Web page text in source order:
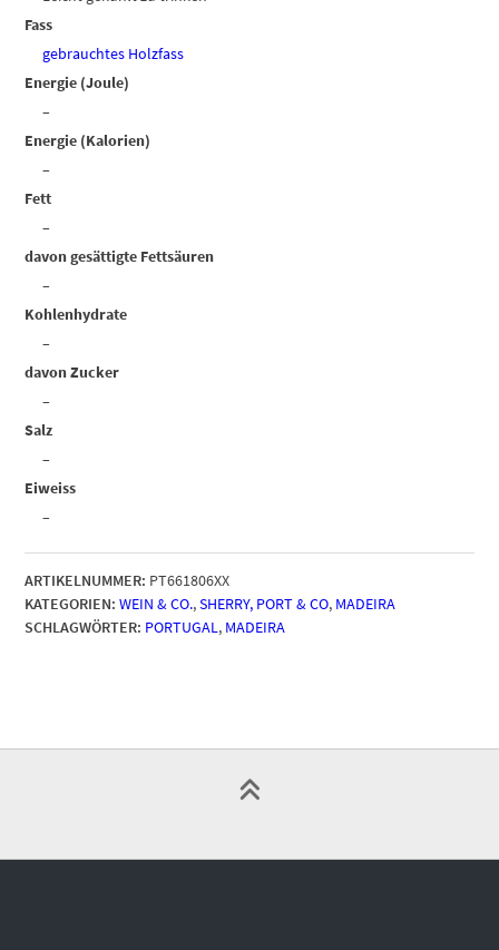
Fass
gebrauchtes Holzfass
Energie (Joule)
–
Energie (Kalorien)
–
Fett
–
davon gesättigte Fettsäuren
–
Kohlenhydrate
–
davon Zucker
–
Salz
–
Eiweiss
–
ARTIKELNUMMER: PT661806XX
KATEGORIEN: WEIN & CO.,SHERRY, PORT & CO, MADEIRA
SCHLAGWÖRTER: PORTUGAL, MADEIRA